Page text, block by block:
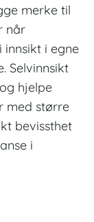
merke til
når
innsikt i egne
Selvinnsikt
hjelpe
med større
bevissthet
i